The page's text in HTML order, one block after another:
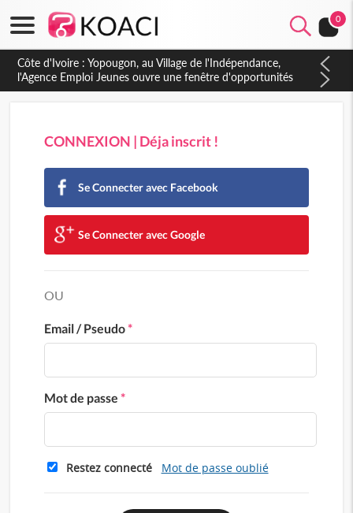
0
Côte d'Ivoire : CHU de Treichville, après la fronde, les agents
contractuels obtiennent un accord avec la direction sur les
arriérés du SMIG 2023
CONNEXION | Déja inscrit !
Se Connecter avec Facebook
Se Connecter avec Google
OU
Email / Pseudo*
Mot de passe *
Restez connecté Mot de passe oublié